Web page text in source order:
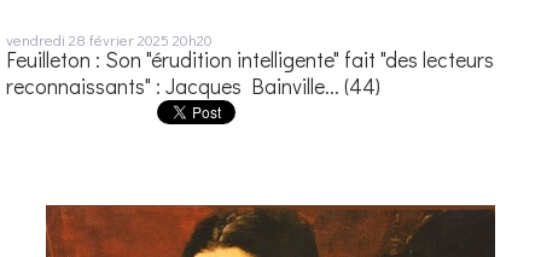
vendredi 28 février 2025 20h20
Feuilleton : Son "érudition intelligente" fait "des lecteurs
reconnaissants" : Jacques Bainville... (44)